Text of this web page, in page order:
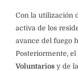
Con la utilización
activa de los
avance del fuego
Posteriormente,
Voluntarios y de la